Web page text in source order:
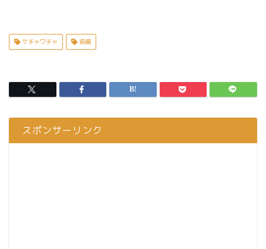
ケチャワチャ 装備
スポンサーリンク